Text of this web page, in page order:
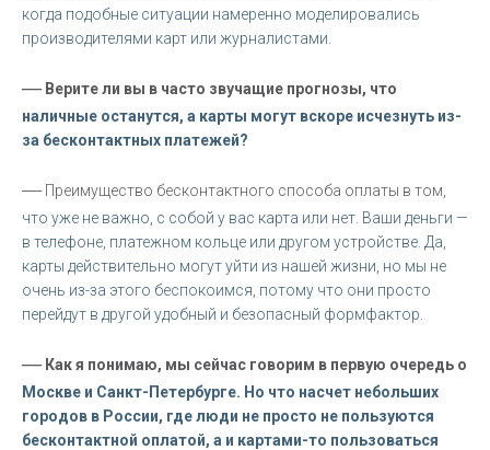
когда подобные ситуации намеренно моделировались
производителями карт или журналистами.
— Верите ли вы в часто звучащие прогнозы, что
наличные останутся, а карты могут вскоре исчезнуть из-
за бесконтактных платежей?
— Преимущество бесконтактного способа оплаты в том,
что уже не важно, с собой у вас карта или нет. Ваши деньги —
в телефоне, платежном кольце или другом устройстве. Да,
карты действительно могут уйти из нашей жизни, но мы не
очень из-за этого беспокоимся, потому что они просто
перейдут в другой удобный и безопасный формфактор.
— Как я понимаю, мы сейчас говорим в первую очередь о
Москве и Санкт-Петербурге. Но что насчет небольших
городов в России, где люди не просто не пользуются
бесконтактной оплатой, а и картами-то пользоваться